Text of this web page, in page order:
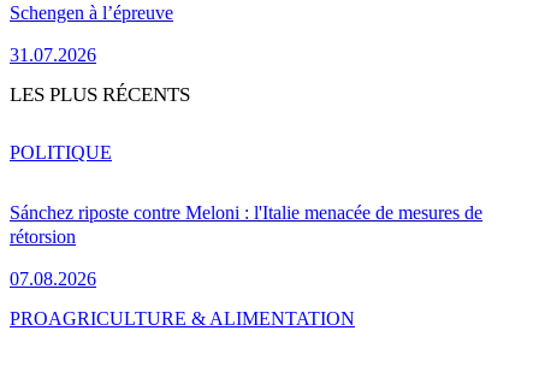
Schengen à l’épreuve
31.07.2026
LES PLUS RÉCENTS
Sánchez riposte contre Meloni : l'Italie menacée de mesures de
rétorsion
07.08.2026
POLITIQUE
PROAGRICULTURE & ALIMENTATION